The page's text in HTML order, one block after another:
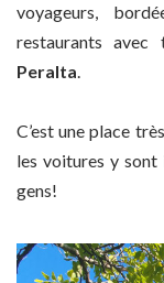
voyageurs,
restaurants
Peralta.
C’est une place
les voitures y
gens!